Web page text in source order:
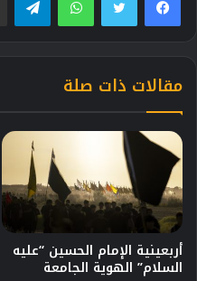
مقالات ذات صلة
أربعينية الإمام الحسين “عليه
السلام” الهوية الجامعة